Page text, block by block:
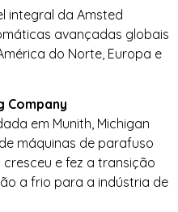
integral da Amsted
avançadas globais
do Norte, Europa e
Company
em Munith, Michigan
máquinas de parafuso
e fez a transição
a frio para a indústria de